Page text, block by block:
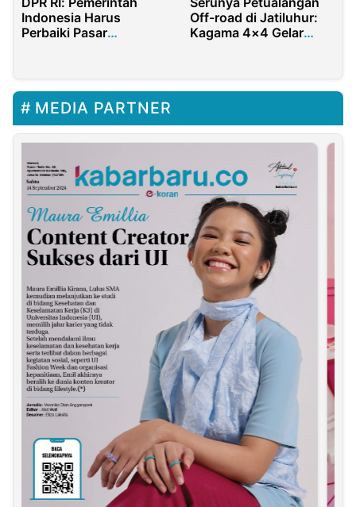
Indonesia Harus
Perbaiki Pasar
Off-road di Jatiluhur:
Kagama 4×4 Gelar
MEDIA PARTNER